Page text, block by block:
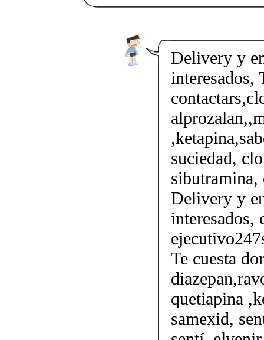
Delivery y
interesados,
suciedad,
Delivery y
interesados,
Te cuesta
quetiapina
samexid,